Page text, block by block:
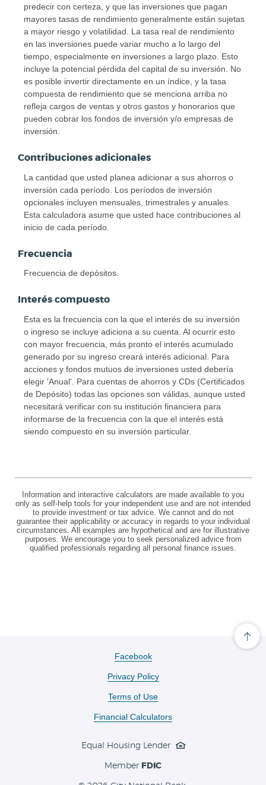
predecir con certeza, y que las inversiones que pagan
mayores tasas de rendimiento generalmente están sujetas
a mayor riesgo y volatilidad. La tasa real de rendimiento
en las inversiones puede variar mucho a lo largo del
tiempo, especialmente en inversiones a largo plazo. Esto
incluye la potencial pérdida del capital de su inversión. No
es posible invertir directamente en un índice, y la tasa
compuesta de rendimiento que se menciona arriba no
refleja cargos de ventas y otros gastos y honorarios que
pueden cobrar los fondos de inversión y/o empresas de
inversión.
Contribuciones adicionales
La cantidad que usted planea adicionar a sus ahorros o
inversión cada período. Los períodos de inversión
opcionales incluyen mensuales, trimestrales y anuales.
Esta calculadora asume que usted hace contribuciones al
inicio de cada período.
Frecuencia
Frecuencia de depósitos.
Interés compuesto
Esta es la frecuencia con la que el interés de su inversión
o ingreso se incluye adiciona a su cuenta. Al ocurrir esto
con mayor frecuencia, más pronto el interés acumulado
generado por su ingreso creará interés adicional. Para
acciones y fondos mutuos de inversiones usted debería
elegir 'Anual'. Para cuentas de ahorros y CDs (Certificados
de Depósito) todas las opciones son válidas, aunque usted
necesitará verificar con su institución financiera para
informarse de la frecuencia con la que el interés está
siendo compuesto en su inversión particular.
Information and interactive calculators are made available to you
only as self-help tools for your independent use and are not intended
to provide investment or tax advice. We cannot and do not
guarantee their applicability or accuracy in regards to your individual
circumstances. All examples are hypothetical and are for illustrative
purposes. We encourage you to seek personalized advice from
qualified professionals regarding all personal finance issues.
Facebook(Opens
a
Window)
Privacy Policy
Terms of Use
Financial Calculators
Equal Housing Lender
Member FDIC